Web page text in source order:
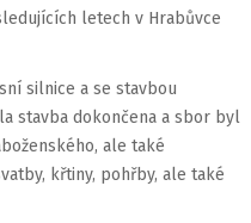
letech v Hrabůvce
silnice a se stavbou
stavba dokončena a sbor byl
ale také
křtiny, pohřby, ale také